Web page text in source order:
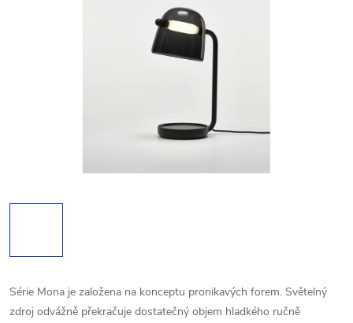
Série Mona je založena na konceptu pronikavých forem. Světelný
zdroj odvážně překračuje dostatečný objem hladkého ručně